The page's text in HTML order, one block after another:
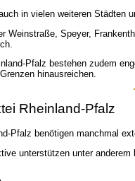
in vielen weiteren Städten
Weinstraße, Speyer,
Pfalz bestehen zudem
hinausreichen.
Rheinland-Pfalz
Pfalz benötigen manchmal
unterstützen unter anderem